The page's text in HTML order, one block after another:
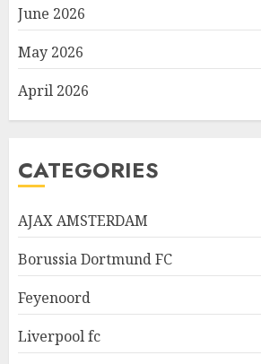
June 2026
May 2026
April 2026
CATEGORIES
AJAX AMSTERDAM
Borussia Dortmund FC
Feyenoord
Liverpool fc